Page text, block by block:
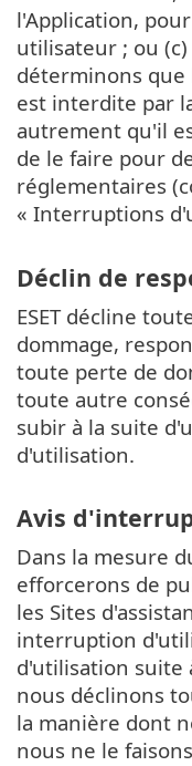
l'Application,
utilisateur ; ou
déterminons
est interdite par
autrement qu'il
de le faire pour
réglementaires
« Interruptions
Déclin de
ESET décline
dommage,
toute perte de
toute autre
subir à la suite
d'utilisation.
Avis
Dans la mesure
efforcerons de
les Sites
interruption
d'utilisation suite
nous déclinons
la manière dont
nous ne le